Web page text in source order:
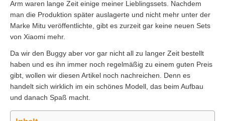
Arm waren lange Zeit einige meiner Lieblingssets. Nachdem
man die Produktion später auslagerte und nicht mehr unter der
Marke Mitu veröffentlichte, gibt es zurzeit gar keine neuen Sets
von Xiaomi mehr.
Da wir den Buggy aber vor gar nicht all zu langer Zeit bestellt
haben und es ihn immer noch regelmäßig zu einem guten Preis
gibt, wollen wir diesen Artikel noch nachreichen. Denn es
handelt sich wirklich im ein schönes Modell, das beim Aufbau
und danach Spaß macht.